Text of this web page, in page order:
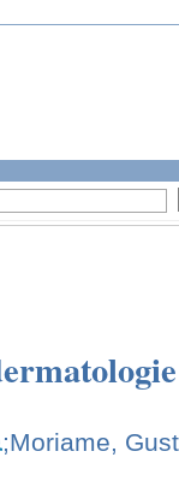
;Moriame,